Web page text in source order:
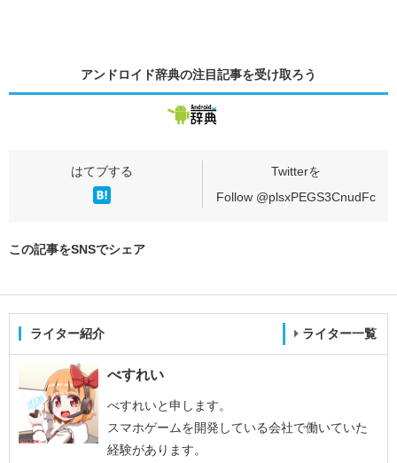
アンドロイド辞典の注目記事を受け取ろう
Follow @plsxPEGS3CnudFc
この記事をSNSでシェア
ライター紹介 ライター一覧
べすれい
べすれいと申します。
スマホゲームを開発している会社で働いていた
経験があります。